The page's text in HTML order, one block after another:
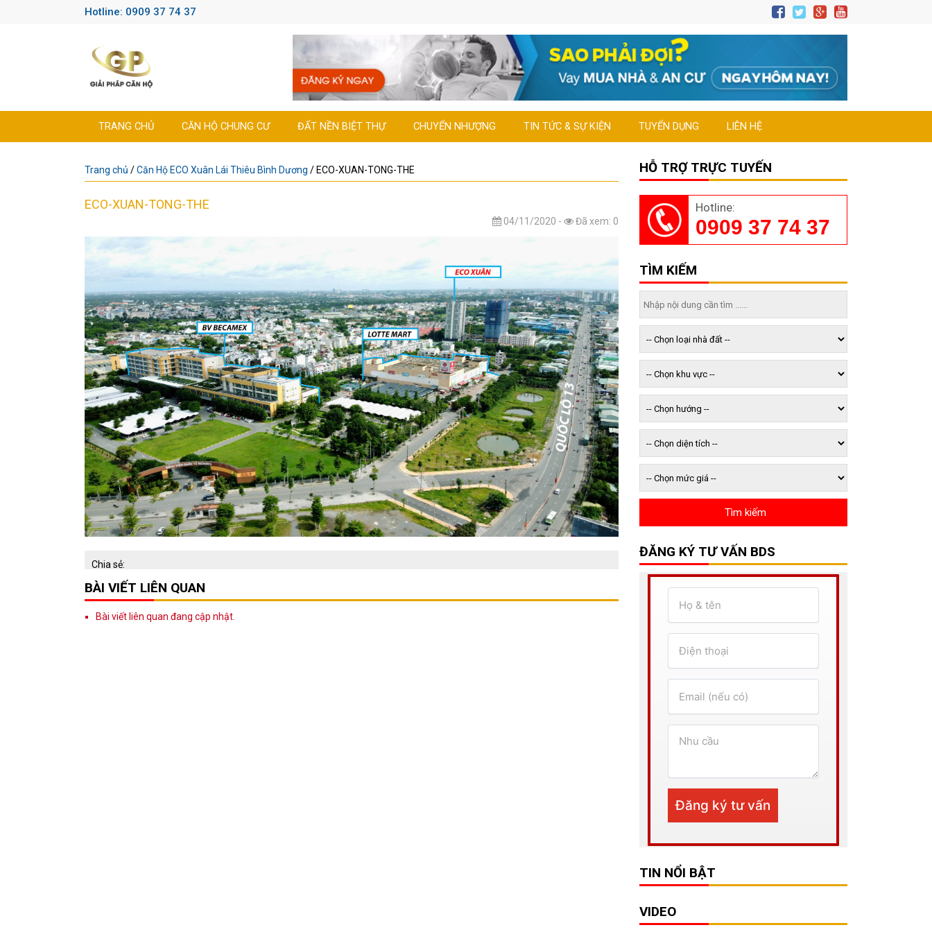
Hotline: 0909 37 74 37
TRANG CHỦ CĂN HỘ CHUNG CƯ ĐẤT NỀN BIỆT THỰ CHUYỂN NHƯỢNG TIN TỨC & SỰ KIỆN TUYỂN DỤNG LIÊN HỆ
Trang chủ /Căn Hộ ECO Xuân Lái Thiêu Bình Dương / ECO-XUAN-TONG-THE
ECO-XUAN-TONG-THE
04/11/2020 - Đã xem: 0
Chia sẻ:
BÀI VIẾT LIÊN QUAN
Bài viết liên quan đang cập nhật.
HỖ TRỢ TRỰC TUYẾN
Hotline:
0909 37 74 37
TÌM KIẾM
ĐĂNG KÝ TƯ VẤN BDS
TIN NỔI BẬT
VIDEO